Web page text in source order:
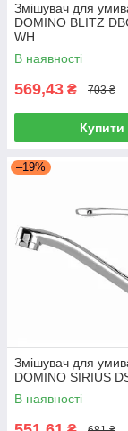
Змішувач для
DOMINO BLITZ
WH
В наявності
569,43 ₴ 703 ₴
Купити
–19%
Змішувач для
DOMINO SIRIUS
В наявності